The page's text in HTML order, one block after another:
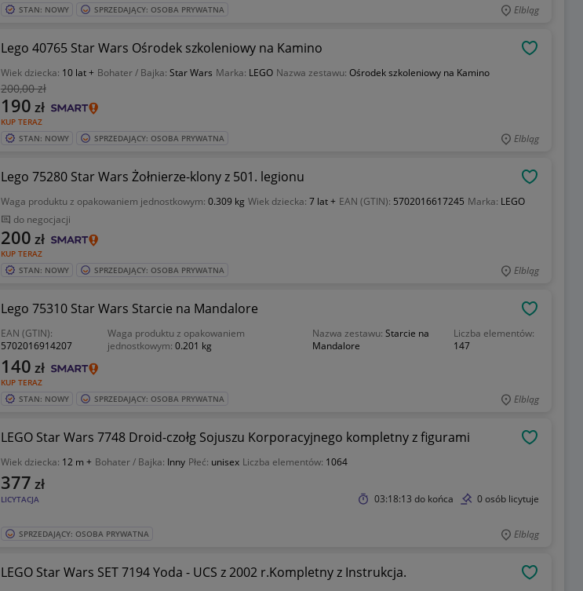
STAN: NOWY SPRZEDAJĄCY: OSOBA PRYWATNA Elbląg
Lego 40765 Star Wars Ośrodek szkoleniowy na Kamino
Wiek dziecka: 10 lat + Bohater / Bajka: Star Wars Marka: LEGO Nazwa zestawu: Ośrodek szkoleniowy na Kamino
200,00 zł
KUP TERAZ
190 zł
STAN: NOWY SPRZEDAJĄCY: OSOBA PRYWATNA Elbląg
Lego 75280 Star Wars Żołnierze-klony z 501. legionu
Waga produktu z opakowaniem jednostkowym: 0.309 kg Wiek dziecka: 7 lat + EAN (GTIN): 5702016617245 Marka: LEGO
do negocjacji
KUP TERAZ
200 zł
STAN: NOWY SPRZEDAJĄCY: OSOBA PRYWATNA Elbląg
Lego 75310 Star Wars Starcie na Mandalore
EAN (GTIN):
5702016914207
Waga produktu z opakowaniem
jednostkowym: 0.201 kg
Nazwa zestawu: Starcie na
Mandalore
Liczba elementów:
147
KUP TERAZ
140 zł
STAN: NOWY SPRZEDAJĄCY: OSOBA PRYWATNA Elbląg
LEGO Star Wars 7748 Droid-czołg Sojuszu Korporacyjnego kompletny z figurami
Wiek dziecka: 12 m + Bohater / Bajka: Inny Płeć: unisex Liczba elementów: 1064
LICYTACJA
377 zł
03:18:13 do końca 0 osób licytuje
SPRZEDAJĄCY: OSOBA PRYWATNA Elbląg
LEGO Star Wars SET 7194 Yoda - UCS z 2002 r.Kompletny z Instrukcja.